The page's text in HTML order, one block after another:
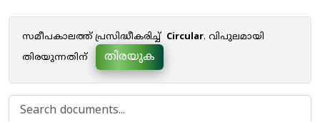
സമീപകാലത്ത് പ്രസിദ്ധീകരിച്ച് Circular. വിപുലമായി
തിരയുന്നതിന്
തിരയുക